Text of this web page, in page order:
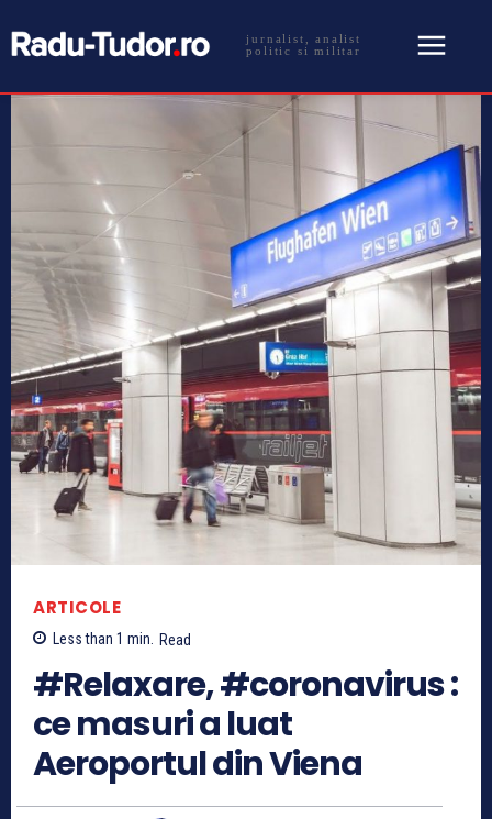
jurnalist, analist
politic si militar
ARTICOLE
Less than 1 min. Read
#Relaxare, #coronavirus :
ce masuri a luat
Aeroportul din Viena